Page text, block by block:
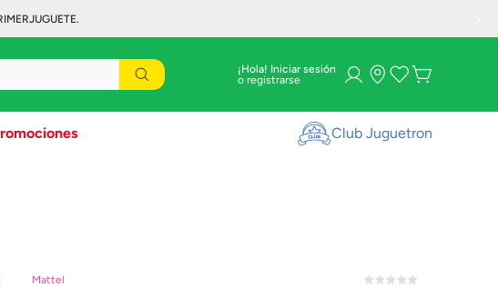
¡Hola! Iniciar sesión
Club Juguetron
Mattel